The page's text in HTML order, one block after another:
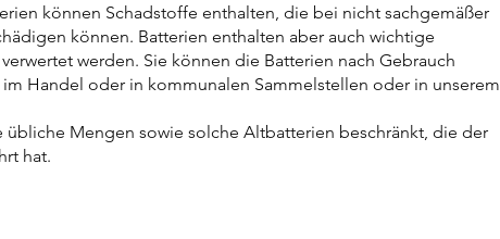
können Schadstoffe enthalten, die bei nicht sachgemäßer
können. Batterien enthalten aber auch wichtige
werden. Sie können die Batterien nach Gebrauch
Handel oder in kommunalen Sammelstellen oder in unserem
Mengen sowie solche Altbatterien beschränkt, die der
hat.